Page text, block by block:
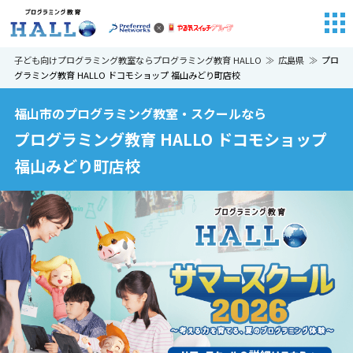
子ども向けプログラミング教室ならプログラミング教育 HALLO 広島県
プロ
グラミング教育 HALLO ドコモショップ 福山みどり町店校
福山市のプログラミング教室・スクールなら
プログラミング教育 HALLO ドコモショップ
福山みどり町店校